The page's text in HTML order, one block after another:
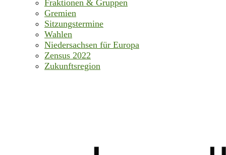
Fraktionen & Gruppen
Gremien
Sitzungstermine
Wahlen
Niedersachsen für Europa
Zensus 2022
Zukunftsregion